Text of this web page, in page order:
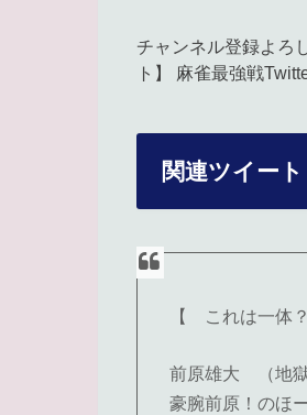
チャンネル登録よろ
ト】 麻雀最強戦
関連ツイート
【 これは一体
前原雄大 （地獄
豪腕前原！のほ